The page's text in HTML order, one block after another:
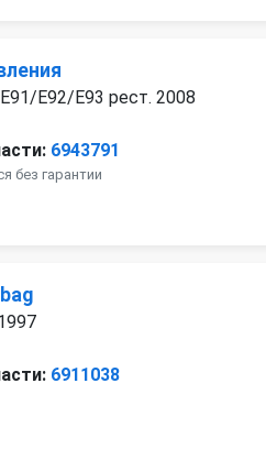
E92/E93 рест. 2008
6943791
без гарантии
6911038